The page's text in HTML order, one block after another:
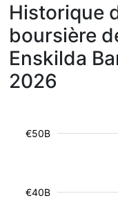
Historique
boursière
Enskilda
2026
€40B
€50B